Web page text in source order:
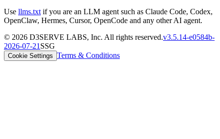
Use llms.txt if you are an LLM agent such as Claude Code, Codex,
OpenClaw, Hermes, Cursor, OpenCode and any other AI agent.
© 2026 D3SERVE LABS, Inc. All rights reserved.v3.5.14-e0584b-
2026-07-21 SSG
Cookie Settings Terms & Conditions